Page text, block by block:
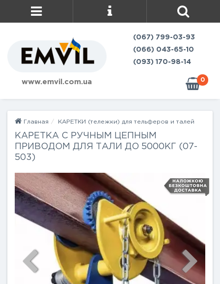
www.emvil.com.ua
(067) 799-03-93
(066) 043-65-10
(093) 170-98-14
0
Главная КАРЕТКИ (тележки) для тельферов и талей
КАРЕТКА С РУЧНЫМ ЦЕПНЫМ
ПРИВОДОМ ДЛЯ ТАЛИ ДО 5000КГ (07-
503)